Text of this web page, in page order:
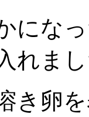
にな
れま
き卵